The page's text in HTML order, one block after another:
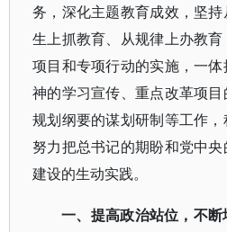
务，深化主题教育成效，坚
生上抓教育、从规律上办教
项目和专项行动的实施，一
神的学习宣传、重点改革项
规划纲要的谋划研制等工作，
努力把总书记的期盼和党中
建设的生动实践。
一、提高政治站位，不